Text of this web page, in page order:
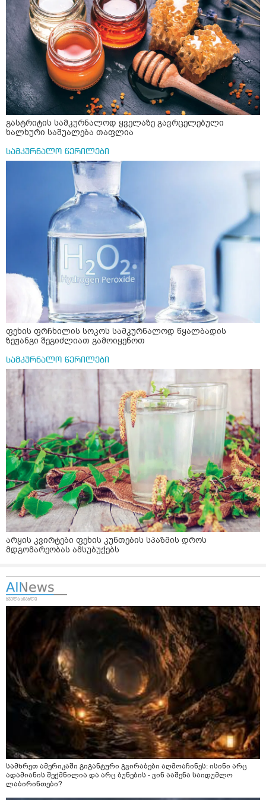
ჩავყარო ცოტა შავი პილპილი და ავადუღო თუ ჯერ რძე
ავადუღო, ცოტა გათბეს და მერე ჩავყარო კურკუმა? და
საღამოს ვახშამზე რომ მივიღო თუ შეიძლება? P.S მიზანი
არის ანთების საწინააღმდეგო,ანტიოქსიდანტური და
დამამშვიდებელი( მშვიდი ძილისთვის)
გასტრიტის სამკურნალოდ ყველაზე გავრცელებული
ხალხური საშუალება თაფლია
სამკურნალო წერილები
ფეხის ფრჩხილის სოკოს სამკურნალოდ წყალბადის
ზეჟანგი შეგიძლიათ გამოიყენოთ
სამკურნალო წერილები
არყის კვირტები ფეხის კუნთების სპაზმის დროს
მდგომარეობას ამსუბუქებს
სამხრეთ ამერიკაში გიგანტური გვირაბები აღმოაჩინეს: ისინი არც
ადამიანის შექმნილია და არც ბუნების - ვინ ააშენა საიდუმლო
ლაბირინთები?